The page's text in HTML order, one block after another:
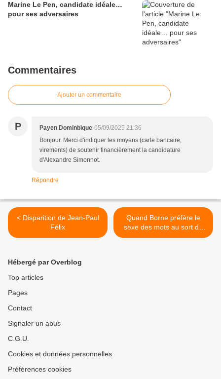
Marine Le Pen, candidate idéale…
pour ses adversaires
Commentaires
Ajouter un commentaire
P Payen Dominbique 05/09/2025 21:36
Bonjour. Merci d'indiquer les moyens (carte bancaire,
virements) de soutenir financièrement la candidature
d'Alexandre Simonnot.
Répondre
< Disparition de Jean-Paul
Félix
Quand Borne préfère le
sexe des mots au sort de
nos enfants >
Hébergé par Overblog
Top articles
Pages
Contact
Signaler un abus
C.G.U.
Cookies et données personnelles
Préférences cookies